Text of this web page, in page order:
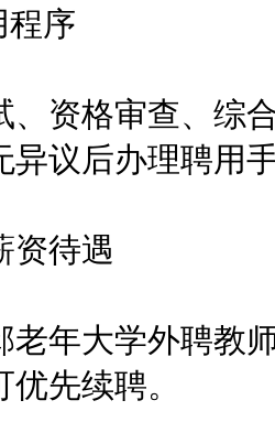
序
格审查、综合
异议后办理聘用
待遇
大学外聘教师
先续聘。